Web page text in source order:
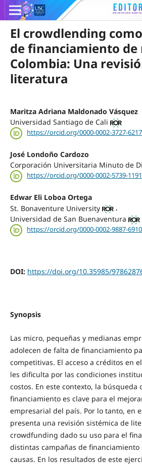
El crowdlending
de financiamiento de
Colombia: Una
literatura
Maritza Adriana Maldonado Vásquez
Universidad Santiago de Cali
https://orcid.org/0000-0002-3727-
José Londoño Cardozo
Corporación Universitaria Minuto de
https://orcid.org/0000-0002-5739-
Edwar Eli Loboa Ortega
St. Bonaventure University
,
Universidad de San Buenaventura
https://orcid.org/0000-0002-9887-
DOI: https://doi.org/10.35985/
Synopsis
Las micro, pequeñas y medianas
adolecen de falta de financiamiento
competitivas. El acceso a créditos en
les dificulta por las condiciones
costos. En este contexto, la búsqueda
financiamiento es clave para el
empresarial del país. Por lo tanto, en
presenta una revisión sistémica de
crowdfunding dado su uso para el
distintas campañas de financiamiento
causas. En los resultados de este